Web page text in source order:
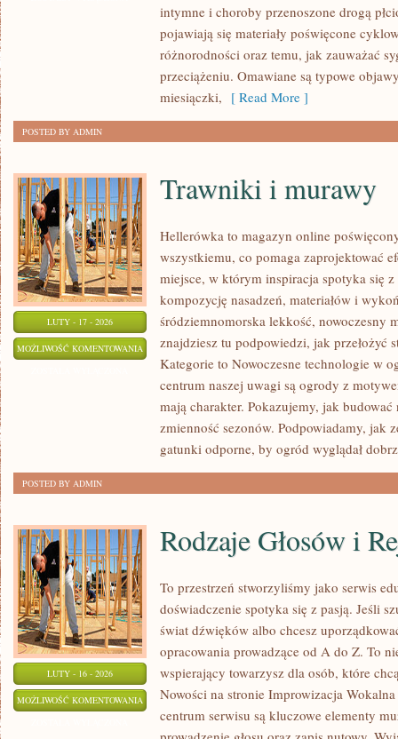
intymne i choroby przenoszone drogą
pojawiają się materiały poświęcone
różnorodności oraz temu, jak zauważać
przeciążeniu. Omawiane są typowe
miesiączki, [ Read More ]
POSTED BY ADMIN
LUTY - 17 - 2026
MOŻLIWOŚĆ KOMENTOWANIA TRAWNIKI
MURAWY
Trawniki i murawy
Hellerówka to magazyn online
wszystkiemu, co pomaga zaprojektować
miejsce, w którym inspiracja spotyka się
kompozycję nasadzeń, materiałów i
śródziemnomorska lekkość, nowoczesny
znajdziesz tu podpowiedzi, jak przełożyć
Kategorie to Nowoczesne technologie w
centrum naszej uwagi są ogrody z
mają charakter. Pokazujemy, jak
zmienność sezonów. Podpowiadamy, jak
gatunki odporne, by ogród wyglądał
POSTED BY ADMIN
LUTY - 16 - 2026
MOŻLIWOŚĆ KOMENTOWANIA RODZAJE
GŁOSÓW
Rodzaje Głosów i
To przestrzeń stworzyliśmy jako serwis
doświadczenie spotyka się z pasją. Jeśli
świat dźwięków albo chcesz
opracowania prowadzące od A do Z. To
wspierający towarzysz dla osób, które
Nowości na stronie Improwizacja
centrum serwisu są kluczowe elementy